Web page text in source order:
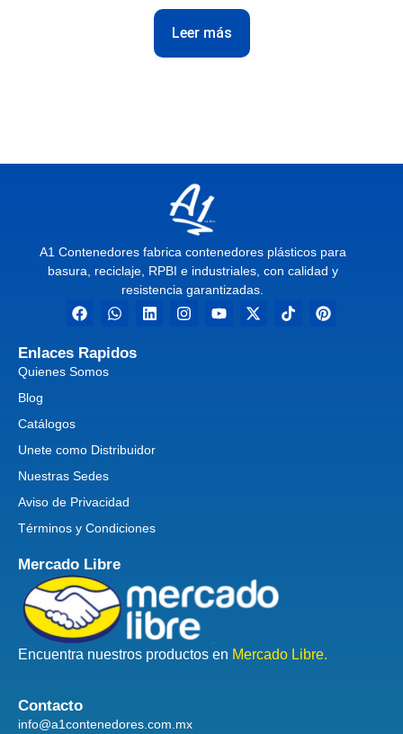
Leer más
A1 Contenedores fabrica contenedores plásticos para
basura, reciclaje, RPBI e industriales, con calidad y
resistencia garantizadas.
Enlaces Rapidos
Quienes Somos
Blog
Catálogos
Unete como Distribuidor
Nuestras Sedes
Aviso de Privacidad
Términos y Condiciones
Mercado Libre
Encuentra nuestros productos en Mercado Libre.
Contacto
info@a1contenedores.com.mx